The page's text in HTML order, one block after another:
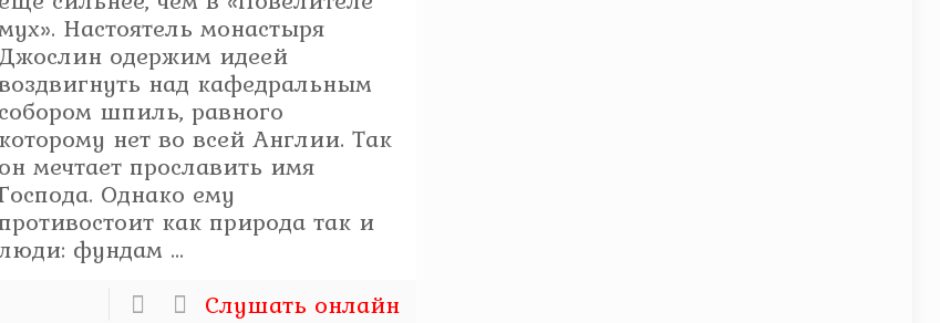
Настоятель монастыря
Джослин одержим идеей
над кафедральным
собором шпиль, равного
которому нет во всей Англии. Так
он мечтает прославить имя
Господа. Однако ему
противостоит как природа так и
фундам ...
Слушать онлайн